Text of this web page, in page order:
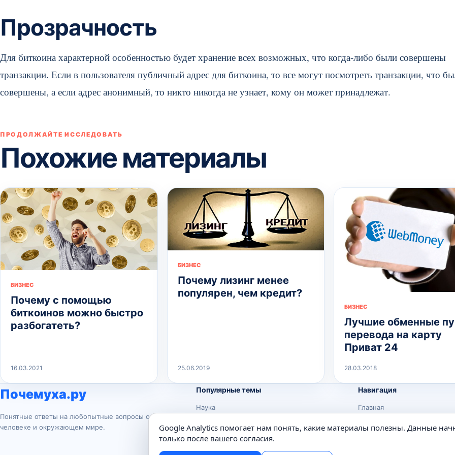
Прозрачность
Для биткоина характерной особенностью будет хранение всех возможных, что когда-либо были совершены
транзакции. Если в пользователя публичный адрес для биткоина, то все могут посмотреть транзакции, что
совершены, а если адрес анонимный, то никто никогда не узнает, кому он может принадлежат.
ПРОДОЛЖАЙТЕ ИССЛЕДОВАТЬ
Похожие материалы
БИЗНЕС
Почему с помощью
биткоинов можно быстро
разбогатеть?
16.03.2021
БИЗНЕС
Почему лизинг менее
популярен, чем кредит?
25.06.2019
БИЗНЕС
Лучшие обменные
перевода на карту
Приват 24
28.03.2018
Почемуха.ру
Понятные ответы на любопытные вопросы о
человеке и окружающем мире.
Популярные темы
Наука
Животные
Техника
Навигация
Главная
Google Analytics помогает нам понять, какие материалы полезны. Данные
только после вашего согласия.